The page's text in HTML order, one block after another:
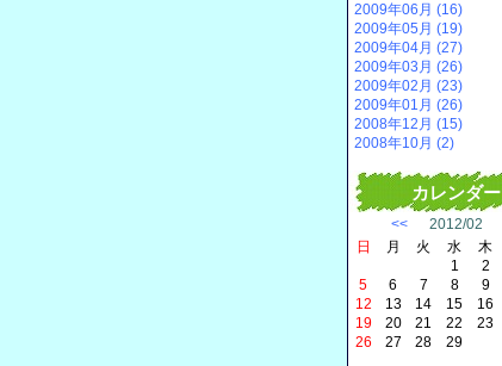
2009年06月 (16)
2009年05月 (19)
2009年04月 (27)
2009年03月 (26)
2009年02月 (23)
2009年01月 (26)
2008年12月 (15)
2008年10月 (2)
カレンダー
<<2012/02
日
月 火 水 木
1
2
5
6 7 8 9
12
13 14 15 16
19
20 21 22 23
26
27 28 29